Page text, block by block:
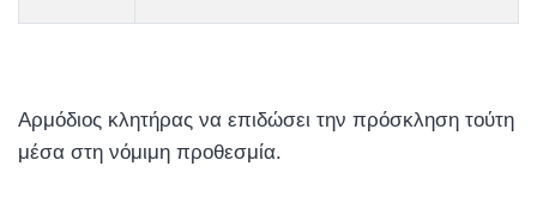
Αρμόδιος κλητήρας να επιδώσει την πρόσκληση τούτη
μέσα στη νόμιμη προθεσμία.